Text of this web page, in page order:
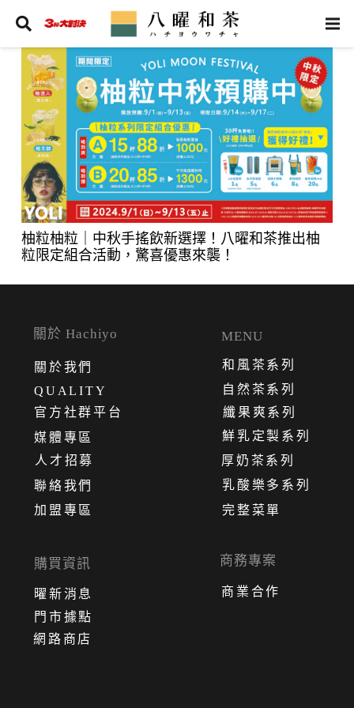
柚粒柚粒｜中秋手搖飲新選擇！八曜和茶推出柚
粒限定組合活動，驚喜優惠來襲！
人才招募
關於 Hachiyo
關 於我們
QUALITY
官方社群平台
媒體專區
網路商店
門市據點
曜新消息
購買資訊
聯絡我們
加盟專區
商務專案
商業合作
乳酸樂多系列
厚奶茶系列
鮮乳定製系列
纖果爽系列
自然茶系列
和風茶系列
MENU
完整菜單